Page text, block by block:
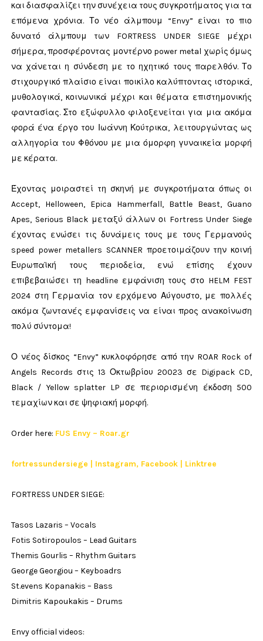
και διασφαλίζει την συνέχεια τους συγκροτήματος για τα
επόμενα χρόνια. Το νέο άλμπουμ “Envy” είναι το πιο
δυνατό άλμπουμ των FORTRESS UNDER SIEGE μέχρι
σήμερα, προσφέροντας μοντέρνο power metal χωρίς όμως
να χάνεται η σύνδεση με το ηχητικό τους παρελθόν. Το
στιχουργικό πλαίσιο είναι ποικίλο καλύπτοντας ιστορικά,
μυθολογικά, κοινωνικά μέχρι και θέματα επιστημονικής
φαντασίας. Στο εξώφυλλο φιλοξενείται για μια ακόμα
φορά ένα έργο του Ιωάννη Κούτρικα, λειτουργώντας ως
αλληγορία τoυ Φθόνου με μια όμορφη γυναικεία μορφή
με κέρατα.
Έχοντας μοιραστεί τη σκηνή με συγκροτήματα όπως οι
Accept, Helloween, Epica Hammerfall, Battle Beast, Guano
Apes, Serious Black μεταξύ άλλων οι Fortress Under Siege
έχοντας ενώσει τις δυνάμεις τους με τους Γερμανούς
speed power metallers SCANNER προετοιμάζουν την κοινή
Ευρωπαϊκή τους περιοδεία, ενώ επίσης έχουν
επιβεβαιώσει τη headline εμφάνιση τους στο HELM FEST
2024 στη Γερμανία τον ερχόμενο Αύγουστο, με πολλές
ακόμα ζωντανές εμφανίσεις να είναι προς ανακοίνωση
πολύ σύντομα!
Ο νέος δίσκος “Envy” κυκλοφόρησε από την ROAR Rock of
Angels Records στις 13 Οκτωβρίου 20023 σε Digipack CD,
Black / Yellow splatter LP σε περιορισμένη έκδοση 500
τεμαχίων και σε ψηφιακή μορφή.
Order here: FUS Envy – Roar.gr
fortressundersiege | Instagram, Facebook | Linktree
FORTRESS UNDER SIEGE:
Tasos Lazaris – Vocals
Fotis Sotiropoulos – Lead Guitars
Themis Gourlis – Rhythm Guitars
George Georgiou – Keyboadrs
St.evens Kopanakis – Bass
Dimitris Kapoukakis – Drums
Envy official videos: